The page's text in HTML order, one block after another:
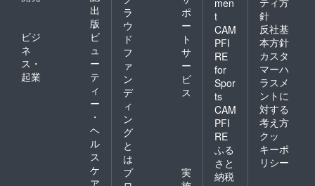
出
版
ビジ
ネ
ス・
起業
ビ
ュ
ー
テ
ィ
ー
・
ヘ
ル
ス
ケ
ラ
ウ
ド
フ
ァ
ン
デ
ィ
ン
グ
と
は
ポ
ー
ト
サ
ー
ビ
ス
プ
実
men
t
CAM
PFI
RE
for
Spor
ts
CAM
PFI
RE
ふる
さと
納税
針
反社基
本方針
カスタ
マーハ
ラスメ
ントに
対する
考え方
クッ
キーポ
リシー